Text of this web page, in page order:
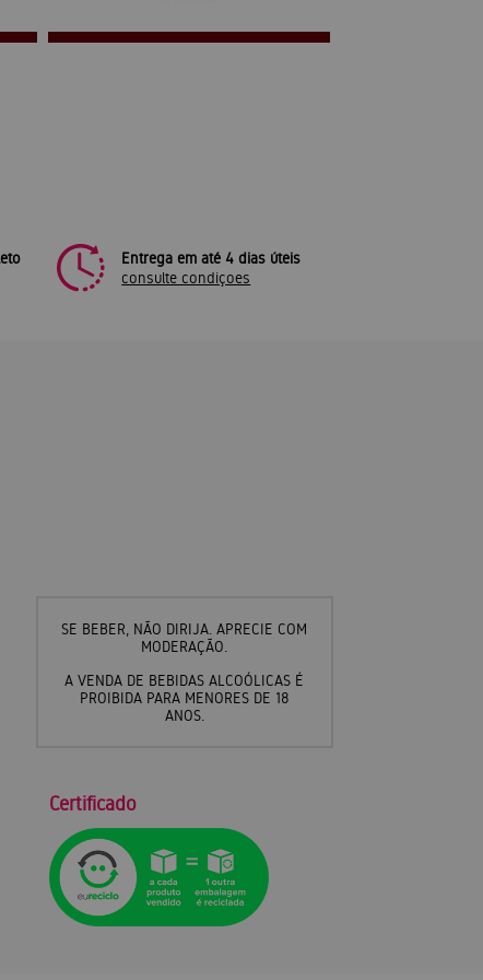
Entrega em até 4 dias úteis
consulte condiçoes
SE BEBER, NÃO DIRIJA. APRECIE COM
MODERAÇÃO.
A VENDA DE BEBIDAS ALCOÓLICAS É
PROIBIDA PARA MENORES DE 18
ANOS.
Certificado